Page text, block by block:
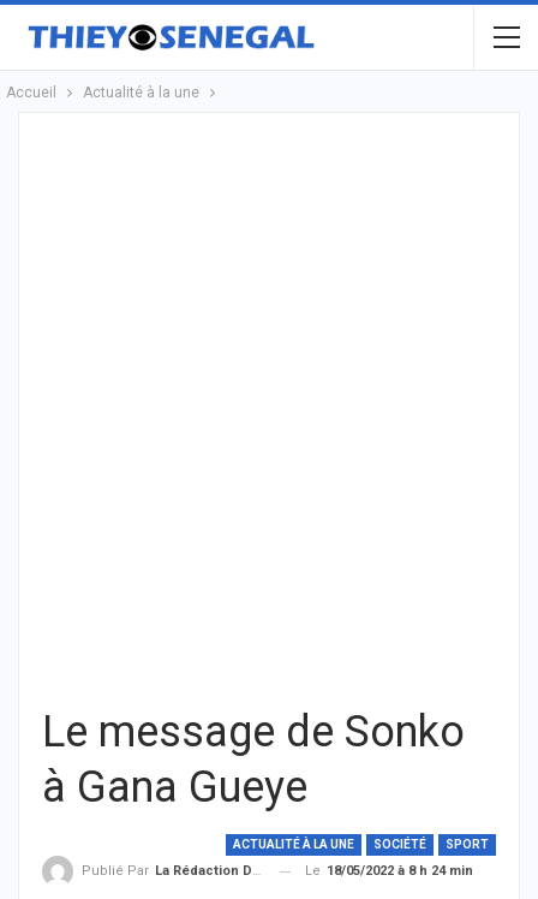
Accueil Actualité à la une
Le message de Sonko
à Gana Gueye
ACTUALITÉ À LA UNE SOCIÉTÉ SPORT
Publié Par La Rédaction De THIEYSENEGAL.com Le 18/05/2022 à 8 h 24 min